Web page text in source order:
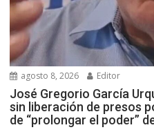
agosto 8, 2026 Editor
José Gregorio García
sin liberación de presos
de “prolongar el poder”